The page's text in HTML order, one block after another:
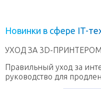
Новинки в сфере IT-те
УХОД ЗА 3D-ПРИНТЕРОМ
Правильный уход за
руководство для